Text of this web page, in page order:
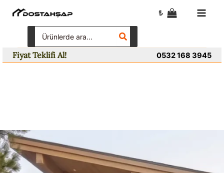
₺
for:
Fiyat Teklifi Al! 0532 168 3945